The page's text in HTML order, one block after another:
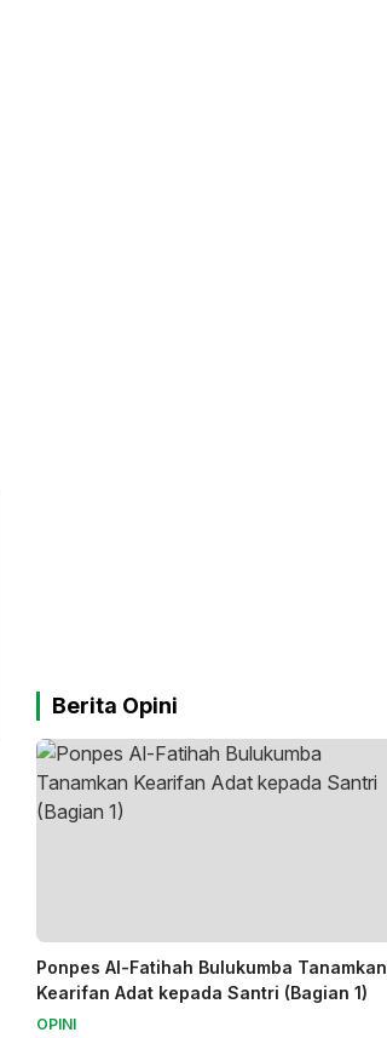
Berita Opini
Ponpes Al-Fatihah Bulukumba Tanamkan
Kearifan Adat kepada Santri (Bagian 1)
OPINI